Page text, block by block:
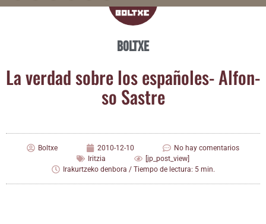
Boltxe
La ver­dad sobre los espa­ño­les- Alfon­
so Sastre
Boltxe 2010-12-10
No hay comentarios
Iritzia
[jp_post_view]
Irakurtzeko denbora / Tiempo de lectura: 5 min.